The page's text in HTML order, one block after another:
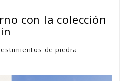
con la colección
de piedra